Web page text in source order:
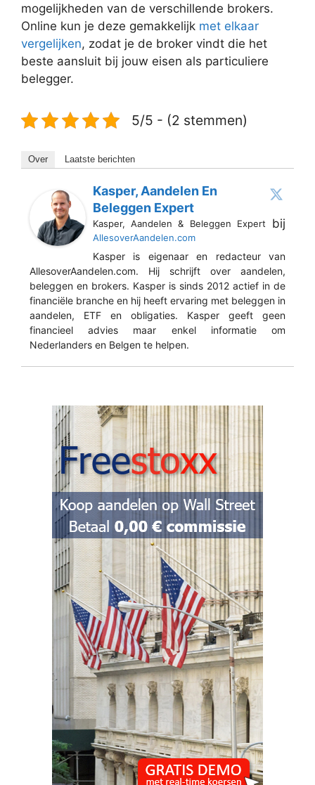
mogelijkheden van de verschillende brokers.
Online kun je deze gemakkelijk met elkaar
vergelijken, zodat je de broker vindt die het
beste aansluit bij jouw eisen als particuliere
belegger.
5/5 - (2 stemmen)
Over Laatste berichten
Kasper, Aandelen En
Beleggen Expert
Kasper, Aandelen & Beleggen Expert bij
AllesoverAandelen.com
Kasper is eigenaar en redacteur van
AllesoverAandelen.com. Hij schrijft over aandelen,
beleggen en brokers. Kasper is sinds 2012 actief in de
financiële branche en hij heeft ervaring met beleggen in
aandelen, ETF en obligaties. Kasper geeft geen
financieel advies maar enkel informatie om
Nederlanders en Belgen te helpen.